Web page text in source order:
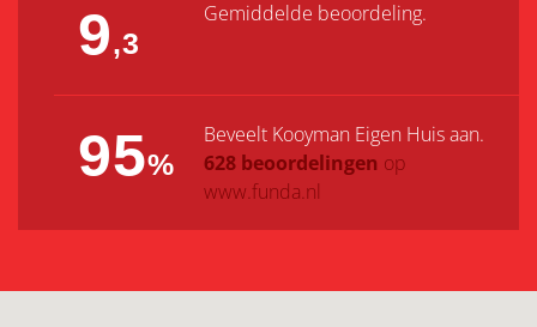
9,3
Gemiddelde beoordeling.
95%
Beveelt Kooyman Eigen Huis aan.
628 beoordelingen op
www.funda.nl